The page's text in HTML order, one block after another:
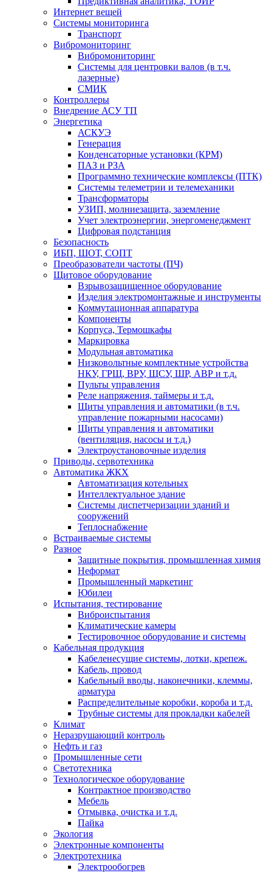
Интернет вещей
Системы мониторинга
Транспорт
Вибромониторинг
Вибромониторинг
Системы для центровки валов (в т.ч.
лазерные)
СМИК
Контроллеры
Внедрение АСУ ТП
Энергетика
АСКУЭ
Генерация
Конденсаторные установки (КРМ)
ПАЗ и РЗА
Программно технические комплексы (ПТК)
Системы телеметрии и телемеханики
Трансформаторы
УЗИП, молниезащита, заземление
Учет электроэнергии, энергоменеджмент
Цифровая подстанция
Безопасность
ИБП, ШОТ, СОПТ
Преобразователи частоты (ПЧ)
Щитовое оборудование
Взрывозащищенное оборудование
Изделия электромонтажные и инструменты
Коммутационная аппаратура
Компоненты
Корпуса, Термошкафы
Маркировка
Модульная автоматика
Низковольтные комплектные устройства
НКУ, ГРЩ, ВРУ, ЩСУ, ШР, АВР и т.д.
Пульты управления
Реле напряжения, таймеры и т.д.
Щиты управления и автоматики (в т.ч.
управление пожарными насосами)
Щиты управления и автоматики
(вентиляция, насосы и т.д.)
Электроустановочные изделия
Приводы, сервотехника
Автоматика ЖКХ
Автоматизация котельных
Интеллектуальное здание
Системы диспетчеризации зданий и
сооружений
Теплоснабжение
Встраиваемые системы
Разное
Защитные покрытия, промышленная химия
Неформат
Промышленный маркетинг
Юбилеи
Испытания, тестирование
Виброиспытания
Климатические камеры
Тестировочное оборудование и системы
Кабельная продукция
Кабеленесущие системы, лотки, крепеж.
Кабель, провод
Кабельный вводы, наконечники, клеммы,
арматура
Распределительные коробки, короба и т.д.
Трубные системы для прокладки кабелей
Климат
Неразрушающий контроль
Нефть и газ
Промышленные сети
Светотехника
Технологическое оборудование
Контрактное производство
Мебель
Отмывка, очистка и т.д.
Пайка
Экология
Электронные компоненты
Электротехника
Электрообогрев